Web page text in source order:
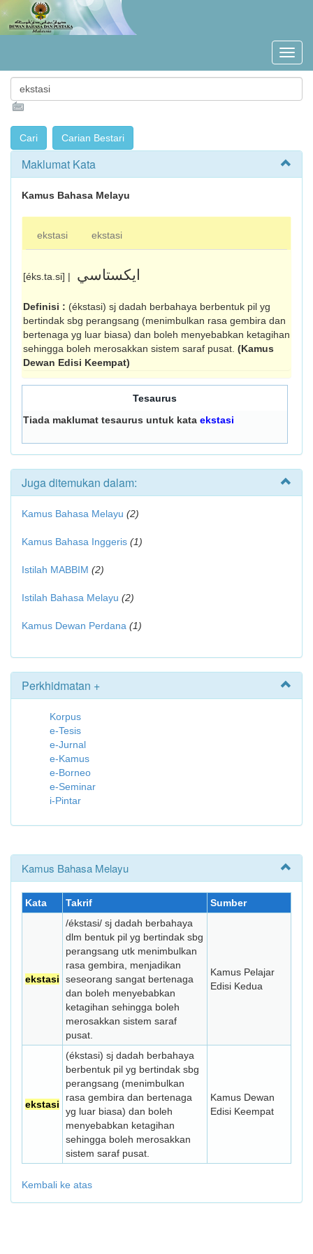
Maklumat Kata
Kamus Bahasa Melayu
ekstasi ekstasi
[éks.ta.si] | ايکستاسي
Definisi : (ékstasi) sj dadah berbahaya berbentuk pil yg
bertindak sbg perangsang (menimbulkan rasa gembira dan
bertenaga yg luar biasa) dan boleh menyebabkan ketagihan
sehingga boleh merosakkan sistem saraf pusat. (Kamus
Dewan Edisi Keempat)
Tesaurus
Tiada maklumat tesaurus untuk kata ekstasi
Juga ditemukan dalam:
Kamus Bahasa Melayu (2)
Kamus Bahasa Inggeris (1)
Istilah MABBIM (2)
Istilah Bahasa Melayu (2)
Kamus Dewan Perdana (1)
Perkhidmatan +
Korpus
e-Tesis
e-Jurnal
e-Kamus
e-Borneo
e-Seminar
i-Pintar
Kamus Bahasa Melayu
Kata Takrif Sumber
ekstasi
/ékstasi/ sj dadah berbahaya
dlm bentuk pil yg bertindak sbg
perangsang utk menimbulkan
rasa gembira, menjadikan
seseorang sangat bertenaga
dan boleh menyebabkan
ketagihan sehingga boleh
merosakkan sistem saraf
pusat.
Kamus Pelajar
Edisi Kedua
ekstasi
(ékstasi) sj dadah berbahaya
berbentuk pil yg bertindak sbg
perangsang (menimbulkan
rasa gembira dan bertenaga
yg luar biasa) dan boleh
menyebabkan ketagihan
sehingga boleh merosakkan
sistem saraf pusat.
Kamus Dewan
Edisi Keempat
Kembali ke atas